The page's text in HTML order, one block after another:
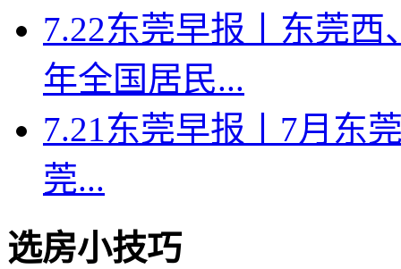
7.22东莞早报丨东莞
年全国居民...
7.21东莞早报丨7月东
莞...
选房小技巧